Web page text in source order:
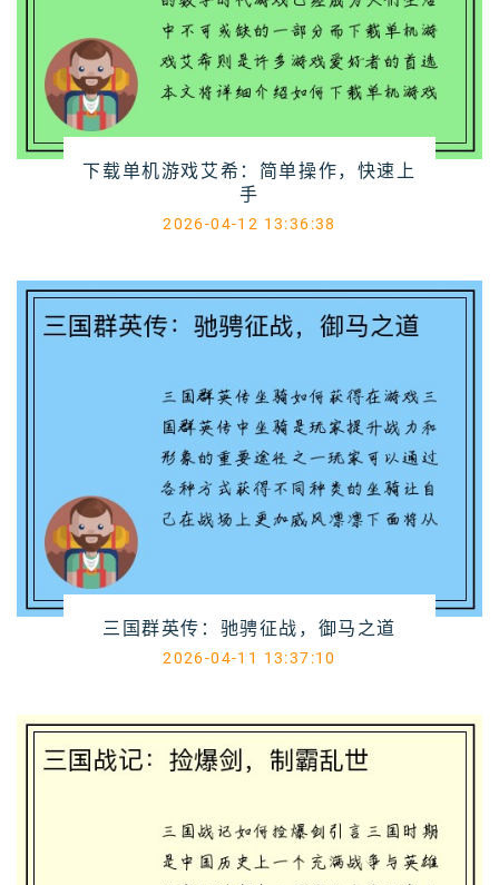
下载单机游戏艾希：简单操作，快速上
手
2026-04-12 13:36:38
三国群英传：驰骋征战，御马之道
2026-04-11 13:37:10